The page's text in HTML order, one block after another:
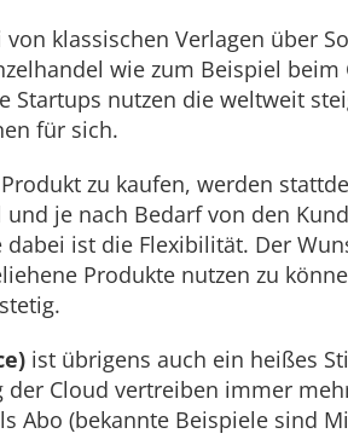
klassischen Verlagen über
wie zum Beispiel beim
Startups nutzen die weltweit
für sich.
zu kaufen, werden
je nach Bedarf von den
ist die Flexibilität. Der
Produkte nutzen zu
ist übrigens auch ein heißes
der Cloud vertreiben immer
Abo (bekannte Beispiele sind